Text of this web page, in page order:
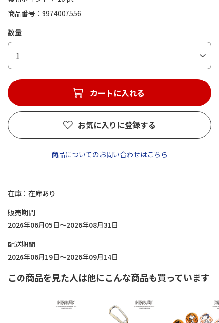
商品番号
9974007556
数量
1
カートに入れる
お気に入りに登録する
商品についてのお問い合わせはこちら
在庫
在庫あり
販売期間
2026年06月05日～2026年08月31日
配送期間
2026年06月19日～2026年09月14日
この商品を見た人は他にこんな商品も買っています